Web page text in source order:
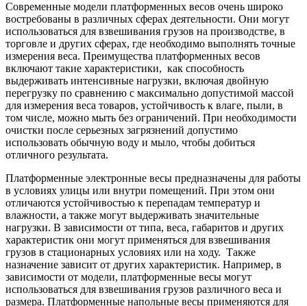
Современные модели платформенных весов очень широко
востребованы в различных сферах деятельности. Они могут
использоваться для взвешивания грузов на производстве, в
торговле и других сферах, где необходимо выполнять точные
измерения веса. Преимущества платформенных весов
включают такие характеристики, как способность
выдерживать интенсивные нагрузки, включая двойную
перегрузку по сравнению с максимально допустимой массой
для измерения веса товаров, устойчивость к влаге, пыли, в
том числе, можно мыть без ограничений. При необходимости
очистки после серьезных загрязнений допустимо
использовать обычную воду и мыло, чтобы добиться
отличного результата.
Платформенные электронные весы предназначены для работы
в условиях улицы или внутри помещений. При этом они
отличаются устойчивостью к перепадам температур и
влажности, а также могут выдерживать значительные
нагрузки. В зависимости от типа, веса, габаритов и других
характеристик они могут применяться для взвешивания
грузов в стационарных условиях или на ходу. Также
назначение зависит от других характеристик. Например, в
зависимости от модели, платформенные весы могут
использоваться для взвешивания грузов различного веса и
размера. Платформенные напольные весы применяются для